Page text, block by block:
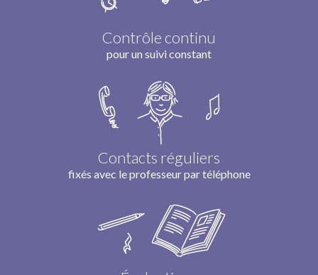
Contrôle continu
pour un suivi constant
Contacts réguliers
fixés avec le professeur par téléphone